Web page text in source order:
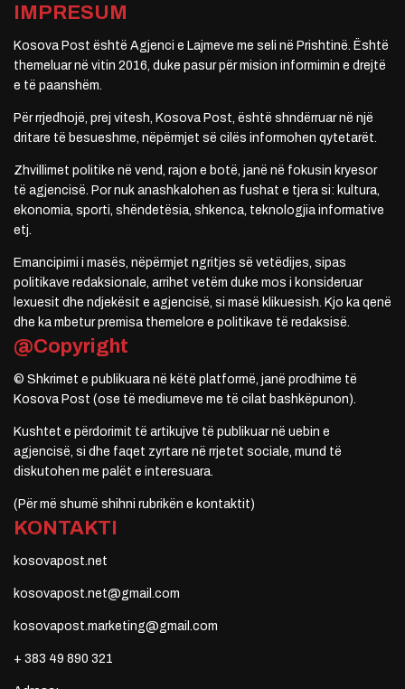
IMPRESUM
Kosova Post është Agjenci e Lajmeve me seli në Prishtinë. Është
themeluar në vitin 2016, duke pasur për mision informimin e drejtë
e të paanshëm.
Për rrjedhojë, prej vitesh, Kosova Post, është shndërruar në një
dritare të besueshme, nëpërmjet së cilës informohen qytetarët.
Zhvillimet politike në vend, rajon e botë, janë në fokusin kryesor
të agjencisë. Por nuk anashkalohen as fushat e tjera si: kultura,
ekonomia, sporti, shëndetësia, shkenca, teknologjia informative
etj.
Emancipimi i masës, nëpërmjet ngritjes së vetëdijes, sipas
politikave redaksionale, arrihet vetëm duke mos i konsideruar
lexuesit dhe ndjekësit e agjencisë, si masë klikuesish. Kjo ka qenë
dhe ka mbetur premisa themelore e politikave të redaksisë.
@Copyright
© Shkrimet e publikuara në këtë platformë, janë prodhime të
Kosova Post (ose të mediumeve me të cilat bashkëpunon).
Kushtet e përdorimit të artikujve të publikuar në uebin e
agjencisë, si dhe faqet zyrtare në rrjetet sociale, mund të
diskutohen me palët e interesuara.
(Për më shumë shihni rubrikën e kontaktit)
KONTAKTI
kosovapost.net
kosovapost.net@gmail.com
kosovapost.marketing@gmail.com
+ 383 49 890 321